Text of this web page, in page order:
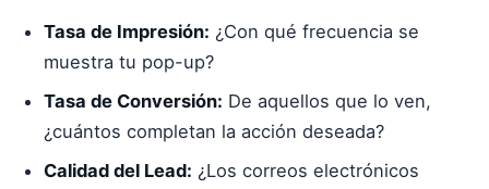
Tasa de Impresión: ¿Con qué frecuencia se
muestra tu pop-up?
Tasa de Conversión: De aquellos que lo ven,
¿cuántos completan la acción deseada?
Calidad del Lead: ¿Los correos electrónicos